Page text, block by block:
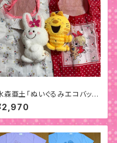
森亜土「ぬいぐるみエコバッ
」